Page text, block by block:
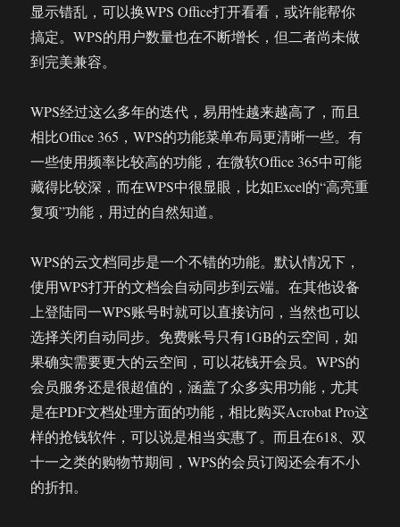
显示错乱，可以换WPS Office打开看看，或许能帮你
搞定。WPS的用户数量也在不断增长，但二者尚未做
到完美兼容。
WPS经过这么多年的迭代，易用性越来越高了，而且
相比Office 365，WPS的功能菜单布局更清晰一些。有
一些使用频率比较高的功能，在微软Office 365中可能
藏得比较深，而在WPS中很显眼，比如Excel的“高亮重
复项”功能，用过的自然知道。
WPS的云文档同步是一个不错的功能。默认情况下，
使用WPS打开的文档会自动同步到云端。在其他设备
上登陆同一WPS账号时就可以直接访问，当然也可以
选择关闭自动同步。免费账号只有1GB的云空间，如
果确实需要更大的云空间，可以花钱开会员。WPS的
会员服务还是很超值的，涵盖了众多实用功能，尤其
是在PDF文档处理方面的功能，相比购买Acrobat Pro这
样的抢钱软件，可以说是相当实惠了。而且在618、双
十一之类的购物节期间，WPS的会员订阅还会有不小
的折扣。